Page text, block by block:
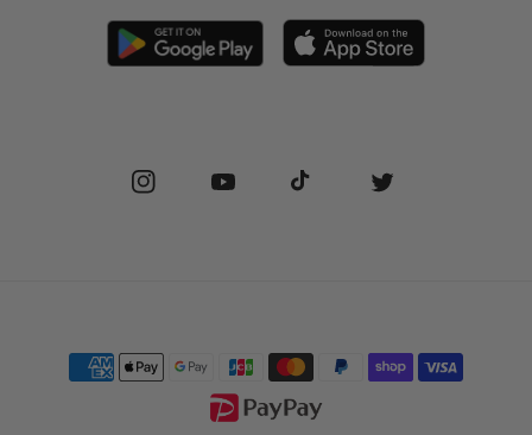
STOCKIST
SHIPPING
Instagram YouTube TikTok Twitter
Payment
methods